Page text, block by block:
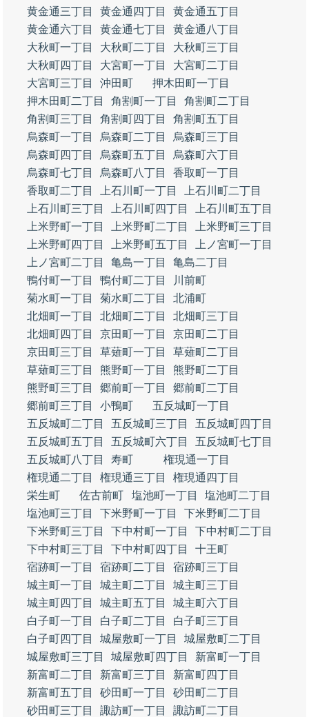
黄金通三丁目
黄金通四丁目
黄金通五丁目
黄金通六丁目
黄金通七丁目
黄金通八丁目
大秋町一丁目
大秋町二丁目
大秋町三丁目
大秋町四丁目
大宮町一丁目
大宮町二丁目
大宮町三丁目
沖田町
押木田町一丁目
押木田町二丁目
角割町一丁目
角割町二丁目
角割町三丁目
角割町四丁目
角割町五丁目
烏森町一丁目
烏森町二丁目
烏森町三丁目
烏森町四丁目
烏森町五丁目
烏森町六丁目
烏森町七丁目
烏森町八丁目
香取町一丁目
香取町二丁目
上石川町一丁目
上石川町二丁目
上石川町三丁目
上石川町四丁目
上石川町五丁目
上米野町一丁目
上米野町二丁目
上米野町三丁目
上米野町四丁目
上米野町五丁目
上ノ宮町一丁目
上ノ宮町二丁目
亀島一丁目
亀島二丁目
鴨付町一丁目
鴨付町二丁目
川前町
菊水町一丁目
菊水町二丁目
北浦町
北畑町一丁目
北畑町二丁目
北畑町三丁目
北畑町四丁目
京田町一丁目
京田町二丁目
京田町三丁目
草薙町一丁目
草薙町二丁目
草薙町三丁目
熊野町一丁目
熊野町二丁目
熊野町三丁目
郷前町一丁目
郷前町二丁目
郷前町三丁目
小鴨町
五反城町一丁目
五反城町二丁目
五反城町三丁目
五反城町四丁目
五反城町五丁目
五反城町六丁目
五反城町七丁目
五反城町八丁目
寿町
権現通一丁目
権現通二丁目
権現通三丁目
権現通四丁目
栄生町
佐古前町 塩池町一丁目
塩池町二丁目
塩池町三丁目
下米野町一丁目
下米野町二丁目
下米野町三丁目
下中村町一丁目
下中村町二丁目
下中村町三丁目
下中村町四丁目
十王町
宿跡町一丁目
宿跡町二丁目
宿跡町三丁目
城主町一丁目
城主町二丁目
城主町三丁目
城主町四丁目
城主町五丁目
城主町六丁目
白子町一丁目
白子町二丁目
白子町三丁目
白子町四丁目
城屋敷町一丁目
城屋敷町二丁目
城屋敷町三丁目
城屋敷町四丁目
新富町一丁目
新富町二丁目
新富町三丁目
新富町四丁目
新富町五丁目
砂田町一丁目
砂田町二丁目
砂田町三丁目
諏訪町一丁目
諏訪町二丁目